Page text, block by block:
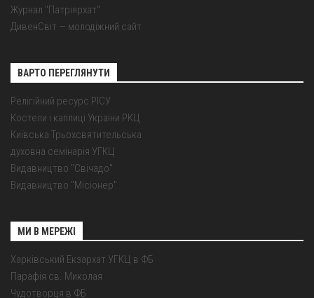
Журнал "Патріярхат"
ДивенСвіт — молодіжний сайт
ВАРТО ПЕРЕГЛЯНУТИ
Релігійний ресурс РІСУ
Костели і каплиці України РКЦ
Київська Трьохсвятительська
духовна семінарія УГКЦ
Видавництво "Свічадо"
Видавництво "Місіонер"
МИ В МЕРЕЖІ
Харківський Екзархат УГКЦ в ФБ
Парафія св. Миколая
Чудотворця в ФБ